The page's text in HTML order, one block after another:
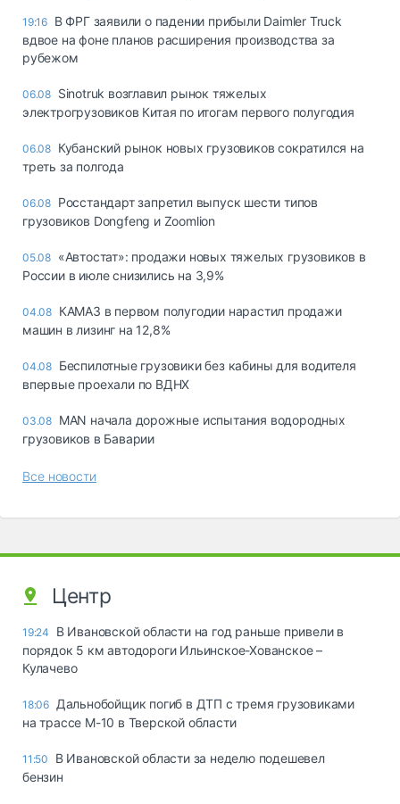
19:16 В ФРГ заявили о падении прибыли Daimler Truck
вдвое на фоне планов расширения производства за
рубежом
06.08 Sinotruk возглавил рынок тяжелых
электрогрузовиков Китая по итогам первого полугодия
06.08 Кубанский рынок новых грузовиков сократился на
треть за полгода
06.08 Росстандарт запретил выпуск шести типов
грузовиков Dongfeng и Zoomlion
05.08 «Автостат»: продажи новых тяжелых грузовиков в
России в июле снизились на 3,9%
04.08 КАМАЗ в первом полугодии нарастил продажи
машин в лизинг на 12,8%
04.08 Беспилотные грузовики без кабины для водителя
впервые проехали по ВДНХ
03.08 MAN начала дорожные испытания водородных
грузовиков в Баварии
Все новости
Центр
19:24
В Ивановской области на год раньше привели в
порядок 5 км автодороги Ильинское-Хованское –
Кулачево
18:06 Дальнобойщик погиб в ДТП с тремя грузовиками
на трассе М-10 в Тверской области
11:50
В Ивановской области за неделю подешевел
бензин